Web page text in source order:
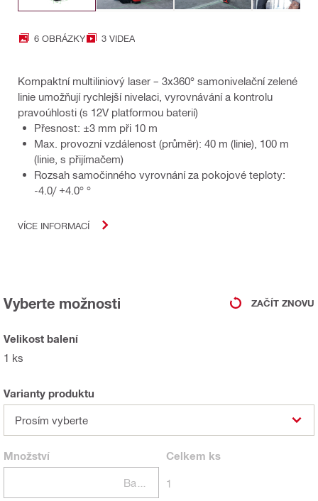
6 OBRÁZKY 3 VIDEA
Kompaktní multiliniový laser – 3x360° samonivelační zelené
linie umožňují rychlejší nivelaci, vyrovnávání a kontrolu
pravoúhlosti (s 12V platformou baterií)
Přesnost: ±3 mm při 10 m
Max. provozní vzdálenost (průměr): 40 m (linie), 100 m
(linie, s přijímačem)
Rozsah samočinného vyrovnání za pokojové teploty:
-4.0/ +4.0° °
VÍCE INFORMACÍ
Vyberte možnosti ZAČÍT ZNOVU
Velikost balení
1 ks
Varianty produktu
Prosím vyberte
Množství Celkem ks
1